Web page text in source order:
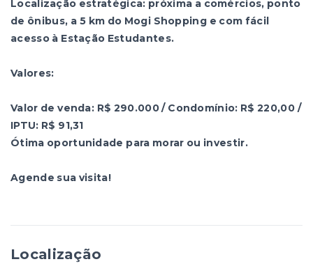
Localização estratégica: próxima a comércios, ponto
de ônibus, a 5 km do Mogi Shopping e com fácil
acesso à Estação Estudantes.
Valores:
Valor de venda: R$ 290.000 / Condomínio: R$ 220,00 /
IPTU: R$ 91,31
Ótima oportunidade para morar ou investir.
Agende sua visita!
Localização